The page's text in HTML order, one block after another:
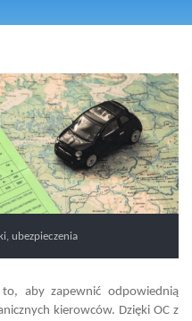
, ubezpieczenia
aby zapewnić odpowiednią
kierowców. Dzięki OC z